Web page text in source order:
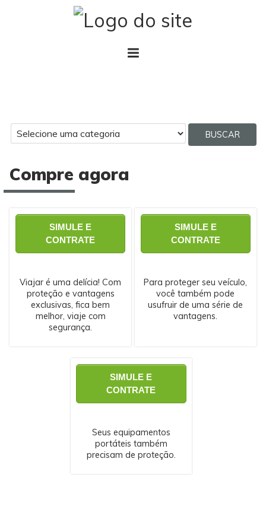
BUSCAR
Compre agora
Viajar é uma delícia! Com
proteção e vantagens
exclusivas, fica bem
melhor, viaje com
segurança.
SIMULE E
CONTRATE
Para proteger seu veículo,
você também pode
usufruir de uma série de
vantagens.
SIMULE E
CONTRATE
Seus equipamentos
portáteis também
precisam de proteção.
SIMULE E
CONTRATE